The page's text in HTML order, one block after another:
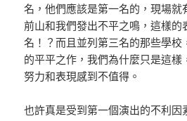
名，他們應該是第一名的，現場就
前山和我們發出不平之鳴，這樣的
名！？而且並列第三名的那些學校
的平平之作，我們為什麼只是這樣
努力和表現感到不值得。
也許真是受到第一個演出的不利因